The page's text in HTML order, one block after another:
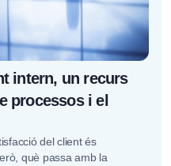
intern, un recurs
processos i el
del client és
què passa amb la